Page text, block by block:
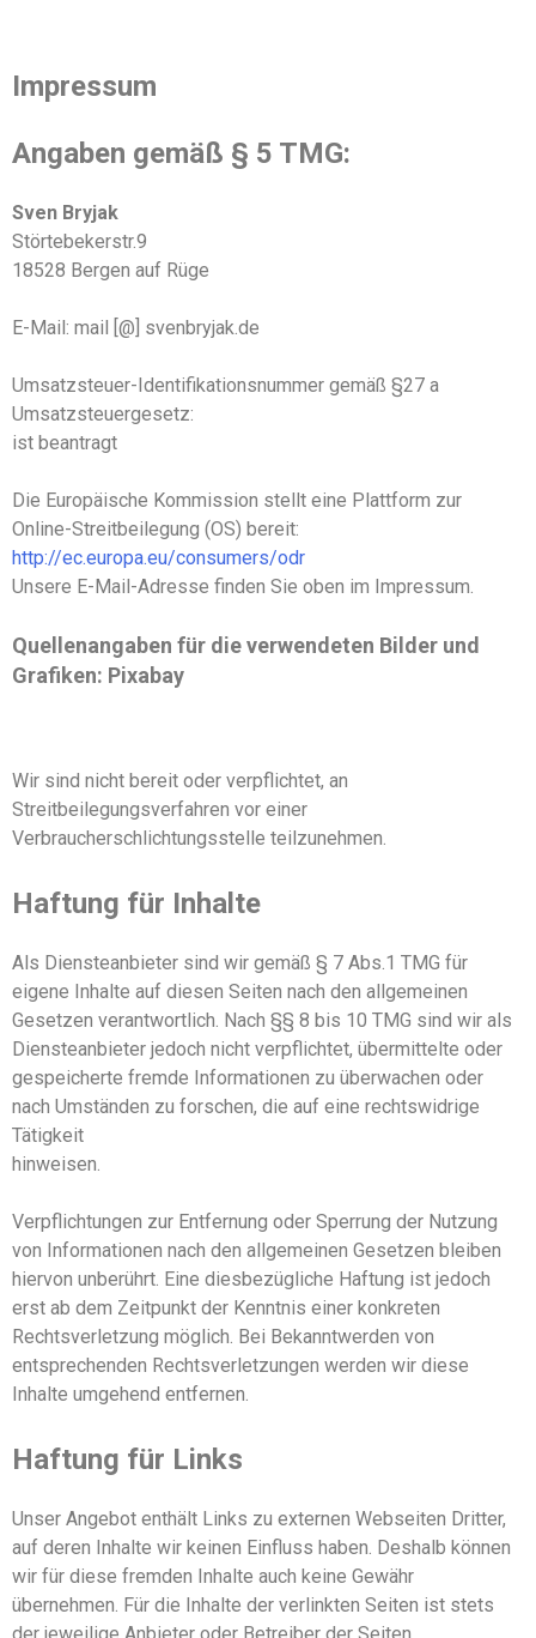
Impressum
Angaben gemäß § 5 TMG:
Sven Bryjak
Störtebekerstr.9
18528 Bergen auf Rüge
E-Mail: mail [@] svenbryjak.de
Umsatzsteuer-Identifikationsnummer gemäß §27 a
Umsatzsteuergesetz:
ist beantragt
Die Europäische Kommission stellt eine Plattform zur
Online-Streitbeilegung (OS) bereit:
http://ec.europa.eu/consumers/odr
Unsere E-Mail-Adresse finden Sie oben im Impressum.
Quellenangaben für die verwendeten Bilder und
Grafiken: Pixabay
Wir sind nicht bereit oder verpflichtet, an
Streitbeilegungsverfahren vor einer
Verbraucherschlichtungsstelle teilzunehmen.
Haftung für Inhalte
Als Diensteanbieter sind wir gemäß § 7 Abs.1 TMG für
eigene Inhalte auf diesen Seiten nach den allgemeinen
Gesetzen verantwortlich. Nach §§ 8 bis 10 TMG sind wir als
Diensteanbieter jedoch nicht verpflichtet, übermittelte oder
gespeicherte fremde Informationen zu überwachen oder
nach Umständen zu forschen, die auf eine rechtswidrige
Tätigkeit
hinweisen.
Verpflichtungen zur Entfernung oder Sperrung der Nutzung
von Informationen nach den allgemeinen Gesetzen bleiben
hiervon unberührt. Eine diesbezügliche Haftung ist jedoch
erst ab dem Zeitpunkt der Kenntnis einer konkreten
Rechtsverletzung möglich. Bei Bekanntwerden von
entsprechenden Rechtsverletzungen werden wir diese
Inhalte umgehend entfernen.
Haftung für Links
Unser Angebot enthält Links zu externen Webseiten Dritter,
auf deren Inhalte wir keinen Einfluss haben. Deshalb können
wir für diese fremden Inhalte auch keine Gewähr
übernehmen. Für die Inhalte der verlinkten Seiten ist stets
der jeweilige Anbieter oder Betreiber der Seiten